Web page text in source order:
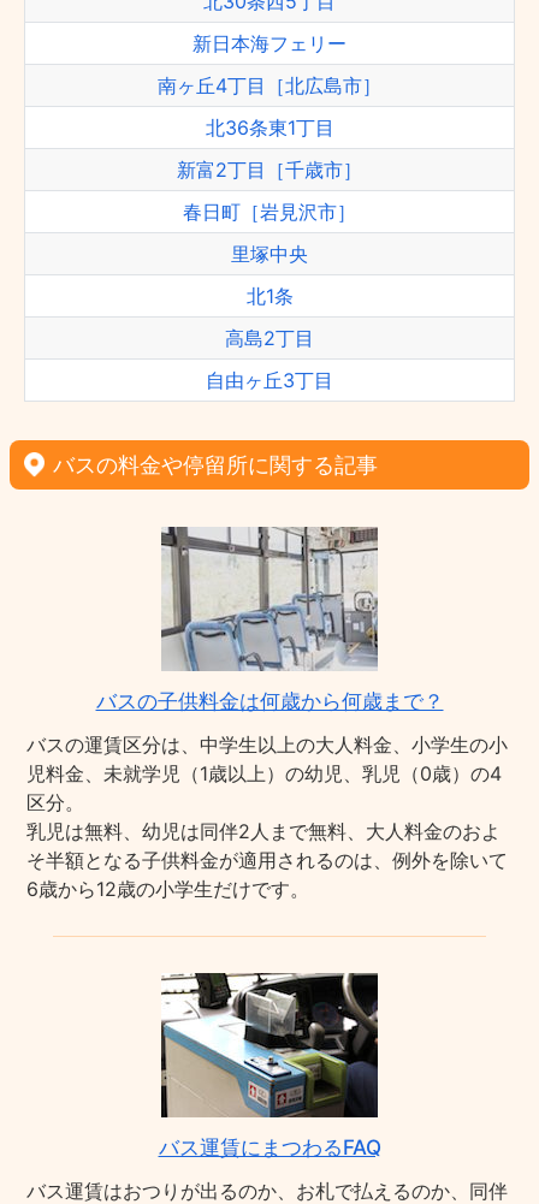
新日本海フェリー
南ヶ丘4丁目［北広島市］
北36条東1丁目
新富2丁目［千歳市］
春日町［岩見沢市］
里塚中央
北1条
高島2丁目
自由ヶ丘3丁目
バスの料金や停留所に関する記事
バスの子供料金は何歳から何歳まで？
バスの運賃区分は、中学生以上の大人料金、小学生の小
児料金、未就学児（1歳以上）の幼児、乳児（0歳）の4
区分。
乳児は無料、幼児は同伴2人まで無料、大人料金のおよ
そ半額となる子供料金が適用されるのは、例外を除いて
6歳から12歳の小学生だけです。
バス運賃にまつわるFAQ
バス運賃はおつりが出るのか、お札で払えるのか、同伴